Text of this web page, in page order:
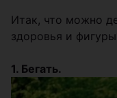
Итак, что можно
здоровья и
1. Бегать.